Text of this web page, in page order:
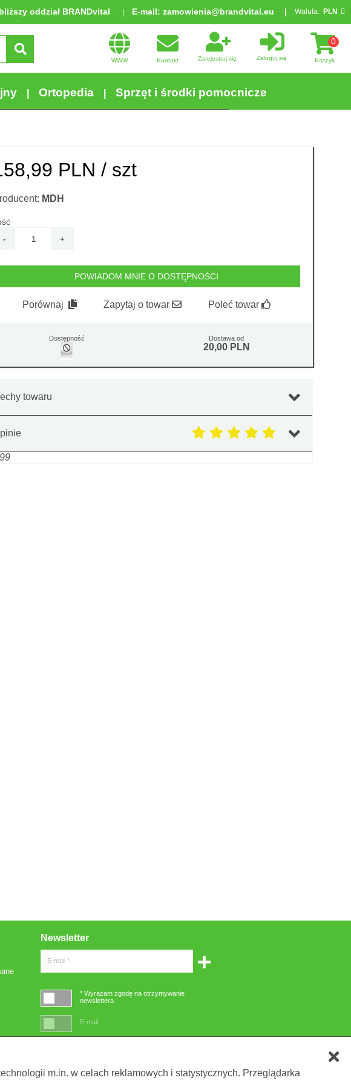
oddział BRANDvital E-mail: zamowienia@brandvital.eu Waluta: PLN
WWW Kontakt Zarejestruj się Zaloguj się
0
Koszyk
Ortopedia Sprzęt i środki pomocnicze
PLN / szt
MDH
POWIADOM MNIE O DOSTĘPNOŚCI
Porównaj Zapytaj o towar Poleć towar
Dostępność Dostawa od
20,00 PLN
towaru
Newsletter
E-mail *
* Wyrażam zgodę na otrzymywanie
newslettera
E-mail
m.in. w celach reklamowych i statystycznych. Przeglądarka